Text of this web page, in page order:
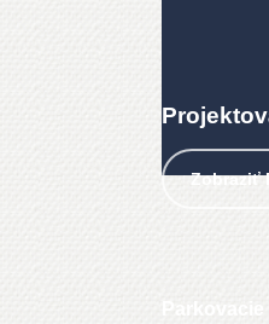
Zobraziť
Parkovacie